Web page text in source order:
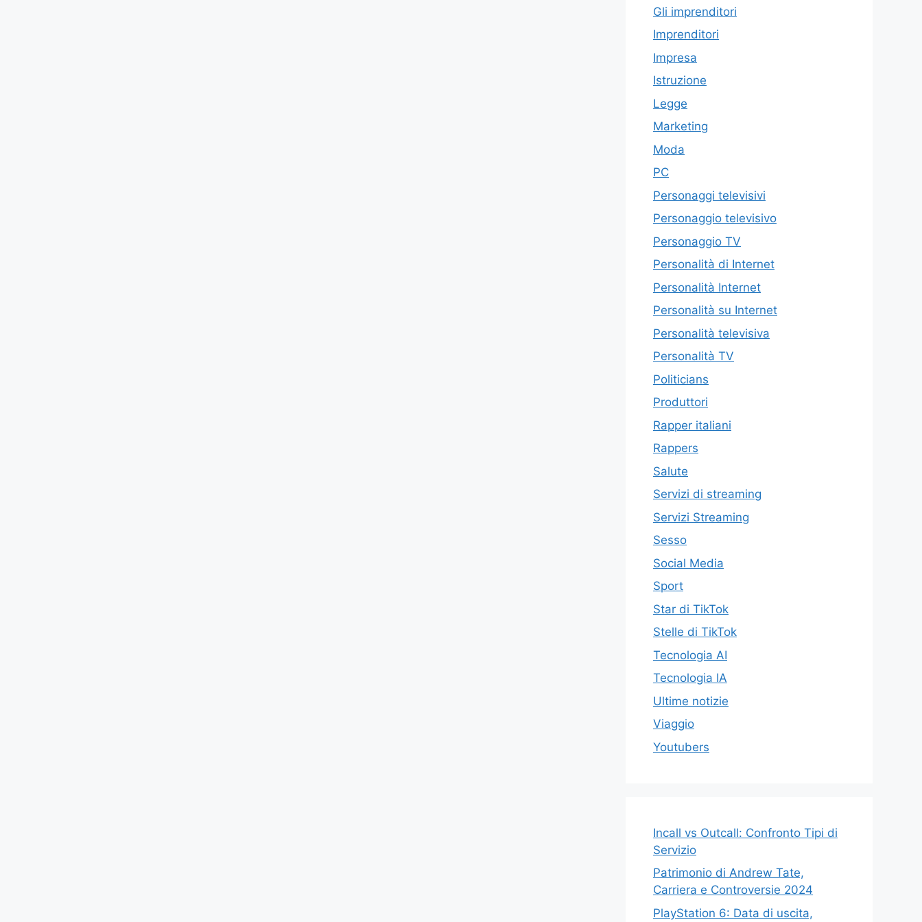
Gli imprenditori
Imprenditori
Impresa
Istruzione
Legge
Marketing
Moda
PC
Personaggi televisivi
Personaggio televisivo
Personaggio TV
Personalità di Internet
Personalità Internet
Personalità su Internet
Personalità televisiva
Personalità TV
Politicians
Produttori
Rapper italiani
Rappers
Salute
Servizi di streaming
Servizi Streaming
Sesso
Social Media
Sport
Star di TikTok
Stelle di TikTok
Tecnologia AI
Tecnologia IA
Ultime notizie
Viaggio
Youtubers
Incall vs Outcall: Confronto Tipi di
Servizio
Patrimonio di Andrew Tate,
Carriera e Controversie 2024
PlayStation 6: Data di uscita,